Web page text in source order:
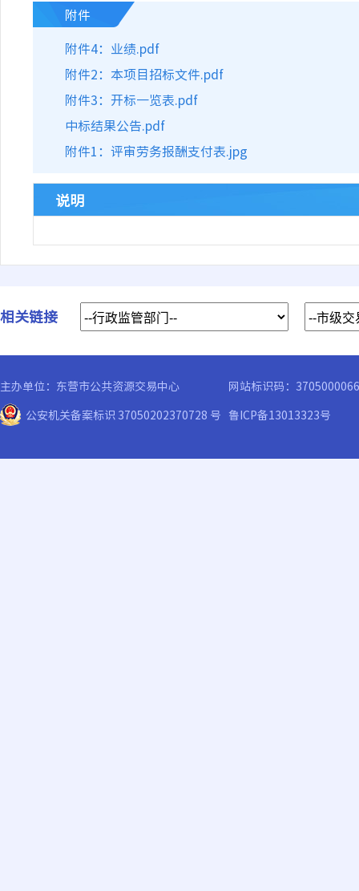
附件
附件4：业绩.pdf
附件2：本项目招标文件.pdf
附件3：开标一览表.pdf
中标结果公告.pdf
附件1：评审劳务报酬支付表.jpg
说明
相关链接
主办单位：东营市公共资源交易中心
网站标识码：3705000066
公安机关备案标识 37050202370728 号 鲁ICP备13013323号